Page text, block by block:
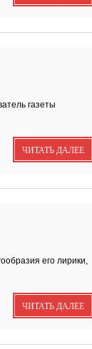
— на руках
газеты
ЧИТАТЬ ДАЛЕЕ
его лирики,
ЧИТАТЬ ДАЛЕЕ